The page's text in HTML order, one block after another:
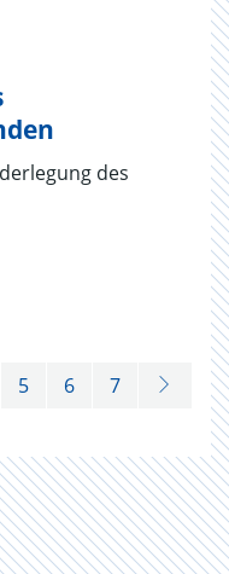
des
5 6 7